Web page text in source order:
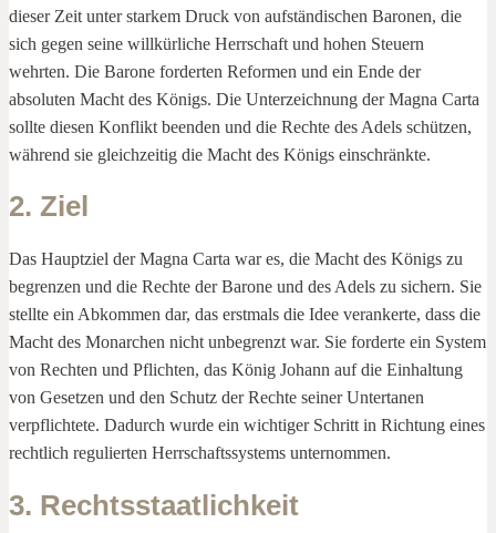
dieser Zeit unter starkem Druck von aufständischen Baronen, die
sich gegen seine willkürliche Herrschaft und hohen Steuern
wehrten. Die Barone forderten Reformen und ein Ende der
absoluten Macht des Königs. Die Unterzeichnung der Magna Carta
sollte diesen Konflikt beenden und die Rechte des Adels schützen,
während sie gleichzeitig die Macht des Königs einschränkte.
2. Ziel
Das Hauptziel der Magna Carta war es, die Macht des Königs zu
begrenzen und die Rechte der Barone und des Adels zu sichern. Sie
stellte ein Abkommen dar, das erstmals die Idee verankerte, dass die
Macht des Monarchen nicht unbegrenzt war. Sie forderte ein System
von Rechten und Pflichten, das König Johann auf die Einhaltung
von Gesetzen und den Schutz der Rechte seiner Untertanen
verpflichtete. Dadurch wurde ein wichtiger Schritt in Richtung eines
rechtlich regulierten Herrschaftssystems unternommen.
3. Rechtsstaatlichkeit